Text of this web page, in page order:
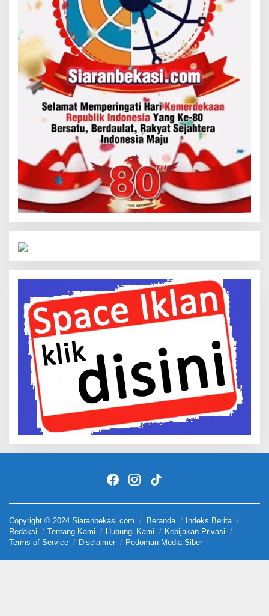
Copyright © 2024 Siaranbekasi.com Beranda
Indeks Berita
Redaksi
Tentang Kami Hubungi Kami
Kebijakan Privasi
Terms of Service
Disclaimer Pedoman Media Siber